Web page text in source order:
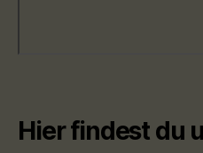
Hier findest du